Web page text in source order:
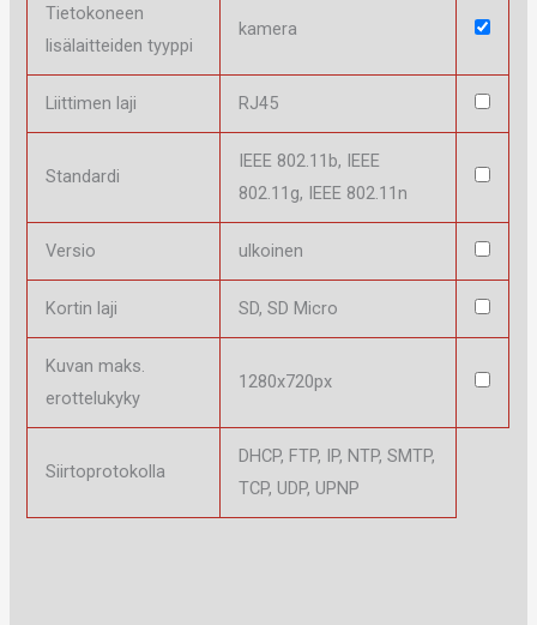
Tietokoneen
lisälaitteiden tyyppi
kamera
Liittimen laji RJ45
Standardi
IEEE 802.11b, IEEE
802.11g, IEEE 802.11n
Versio ulkoinen
Kortin laji SD, SD Micro
Kuvan maks.
erottelukyky
1280x720px
Siirtoprotokolla
DHCP, FTP, IP, NTP, SMTP,
TCP, UDP, UPNP